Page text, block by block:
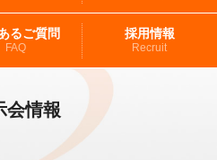
るご質問
FAQ
採用情報
Recruit
会情報